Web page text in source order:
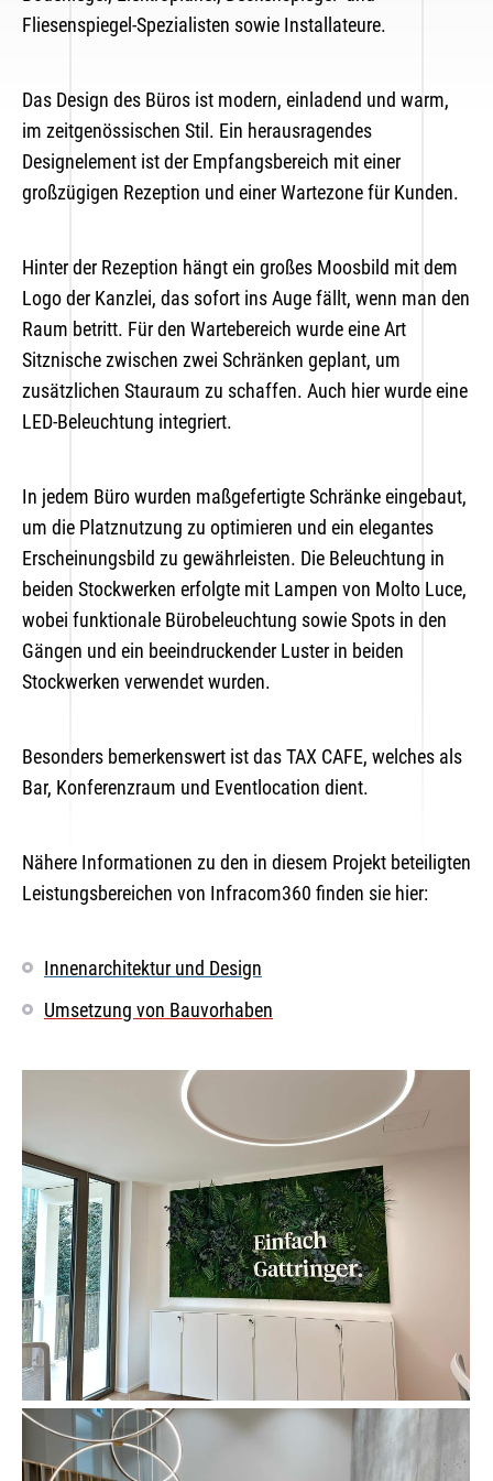
Fliesenspiegel-Spezialisten sowie Installateure.
Das Design des Büros ist modern, einladend und warm,
im zeitgenössischen Stil. Ein herausragendes
Designelement ist der Empfangsbereich mit einer
großzügigen Rezeption und einer Wartezone für Kunden.
Hinter der Rezeption hängt ein großes Moosbild mit dem
Logo der Kanzlei, das sofort ins Auge fällt, wenn man den
Raum betritt. Für den Wartebereich wurde eine Art
Sitznische zwischen zwei Schränken geplant, um
zusätzlichen Stauraum zu schaffen. Auch hier wurde eine
LED-Beleuchtung integriert.
In jedem Büro wurden maßgefertigte Schränke eingebaut,
um die Platznutzung zu optimieren und ein elegantes
Erscheinungsbild zu gewährleisten. Die Beleuchtung in
beiden Stockwerken erfolgte mit Lampen von Molto Luce,
wobei funktionale Bürobeleuchtung sowie Spots in den
Gängen und ein beeindruckender Luster in beiden
Stockwerken verwendet wurden.
Besonders bemerkenswert ist das TAX CAFE, welches als
Bar, Konferenzraum und Eventlocation dient.
Nähere Informationen zu den in diesem Projekt beteiligten
Leistungsbereichen von Infracom360 finden sie hier:
Innenarchitektur und Design
Umsetzung von Bauvorhaben